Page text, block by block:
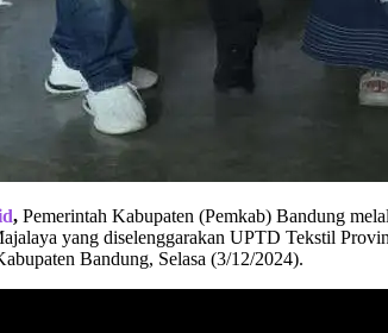
, Pemerintah Kabupaten (Pemkab) Bandung
yang diselenggarakan UPTD Tekstil
Bandung, Selasa (3/12/2024).